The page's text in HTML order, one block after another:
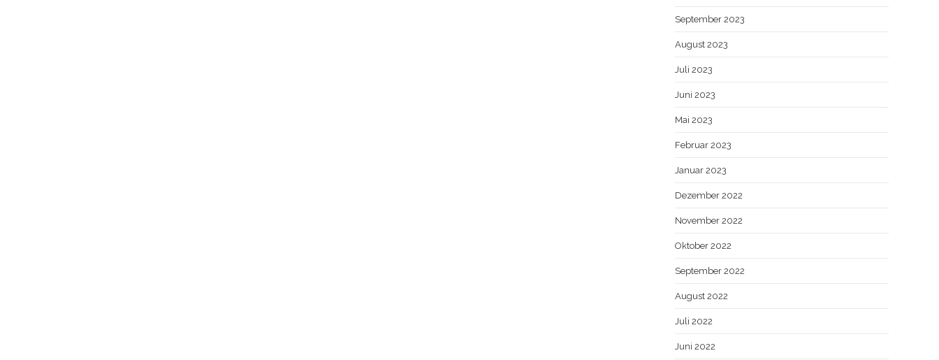
September 2023
August 2023
Juli 2023
Juni 2023
Mai 2023
Februar 2023
Januar 2023
Dezember 2022
November 2022
Oktober 2022
September 2022
August 2022
Juli 2022
Juni 2022